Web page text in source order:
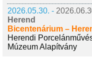
2026.05.30. -
Herend
Bicentenárium –
Herendi
Múzeum Alapítvány